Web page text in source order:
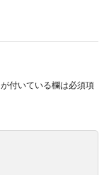
が付いている欄は必須項